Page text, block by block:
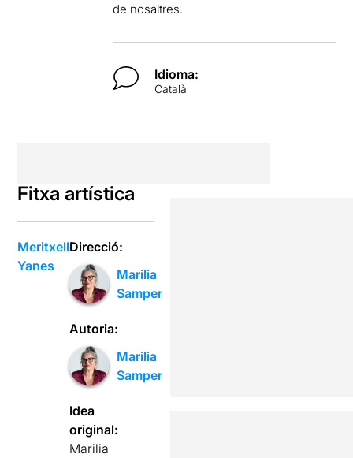
de nosaltres.
Idioma:
Català
Fitxa artística
Meritxell
Yanes
Direcció:
Marilia
Samper
Autoria:
Marilia
Samper
Idea
original:
Marilia